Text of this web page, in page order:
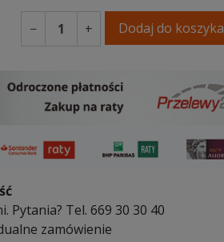
− + Dodaj do koszyka
Pytania? Tel. 669 30 30 40
zamówienie